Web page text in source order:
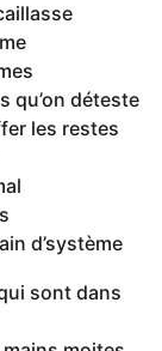
qu’on déteste
les restes
d’système
sont dans